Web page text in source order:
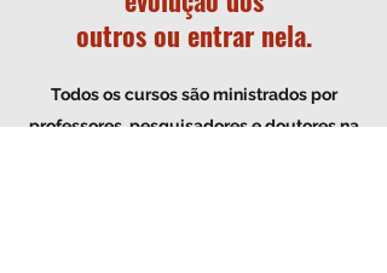
outros ou entrar nela.
Todos os cursos são ministrados por
professores, pesquisadores e doutores na